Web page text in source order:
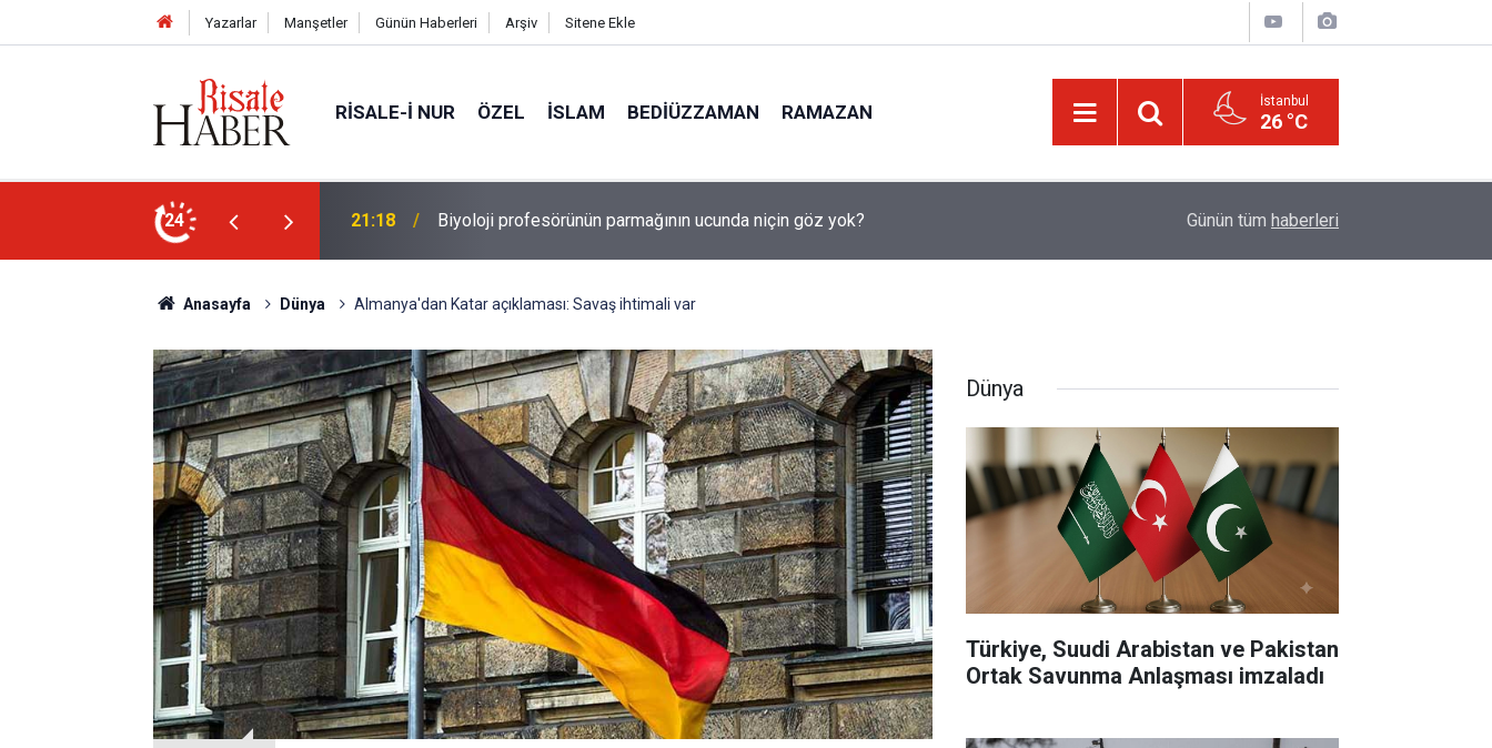
Yazarlar Manşetler Günün Haberleri Arşiv Sitene Ekle
RISALE-I NUR ÖZEL İSLAM BEDIÜZZAMAN RAMAZAN İstanbul
26 °C
24
ucunda niçin göz yok? 20:11 Türkiye, Suudi Arabistan ve Pakistan Ortak Savunma Anlaşması imzaladı Günün tüm haberleri
Anasayfa Dünya Almanya'dan Katar açıklaması: Savaş ihtimali var
Dünya
Türkiye, Suudi Arabistan ve Pakistan
Ortak Savunma Anlaşması imzaladı